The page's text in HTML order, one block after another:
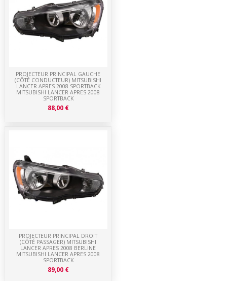
PROJECTEUR PRINCIPAL DROIT
(CÔTÉ PASSAGER) MITSUBISHI
LANCER APRES 2008 BERLINE
MITSUBISHI LANCER APRES 2008
SPORTBACK
89,00 €
PROJECTEUR PRINCIPAL GAUCHE
(CÔTÉ CONDUCTEUR) MITSUBISHI
LANCER APRES 2008 SPORTBACK
MITSUBISHI LANCER APRES 2008
SPORTBACK
88,00 €